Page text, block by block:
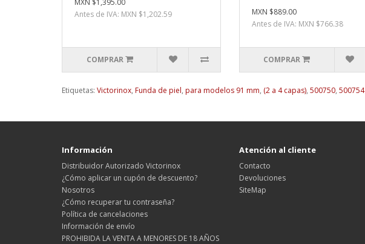
MXN $1,395.00
Antes de IVA: MXN $1,202.59
COMPRAR
MXN $889.00
Antes de IVA: MXN $766.38
COMPRAR
Etiquetas: Victorinox, Funda de piel, para modelos 91 mm, (2 a 4 capas), 500750, 500754
Información
Distribuidor Autorizado Victorinox
¿Cómo aplicar un cupón de descuento?
Nosotros
¿Cómo recuperar tu contraseña?
Política de cancelaciones
Información de envío
PROHIBIDA LA VENTA A MENORES DE 18 AÑOS
Atención al cliente
Contacto
Devoluciones
SiteMap